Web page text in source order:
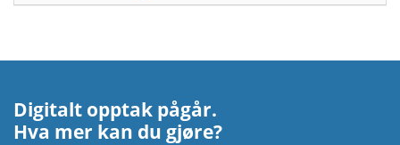
Digitalt opptak pågår.
Hva mer kan du gjøre?